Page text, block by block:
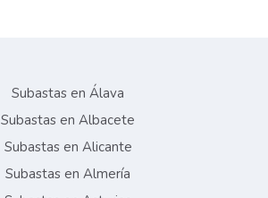
Subastas en Álava
Subastas en Albacete
Subastas en Alicante
Subastas en Almería